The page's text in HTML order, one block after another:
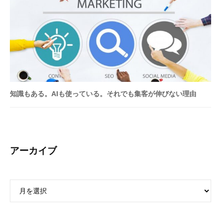
知識もある。AIも使っている。それでも集客が伸びない理由
アーカイブ